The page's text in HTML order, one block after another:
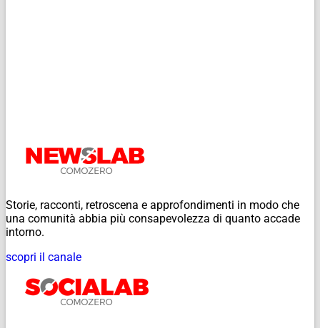
Storie, racconti, retroscena e approfondimenti in modo che
una comunità abbia più consapevolezza di quanto accade
intorno.
scopri il canale